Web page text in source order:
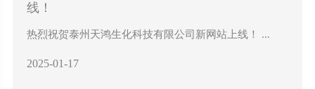
线！
热烈祝贺泰州天鸿生化科技有限公司新网站上线！ ...
2025-01-17